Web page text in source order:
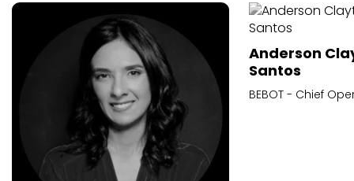
Anderson
Santos
BEBOT - Chief